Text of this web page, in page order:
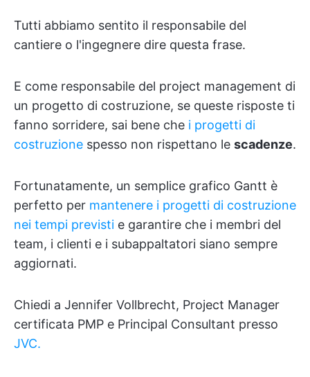
Tutti abbiamo sentito il responsabile del
cantiere o l'ingegnere dire questa frase.
E come responsabile del project management di
un progetto di costruzione, se queste risposte ti
fanno sorridere, sai bene che i progetti di
costruzione spesso non rispettano le scadenze.
Fortunatamente, un semplice grafico Gantt è
perfetto per mantenere i progetti di costruzione
nei tempi previsti e garantire che i membri del
team, i clienti e i subappaltatori siano sempre
aggiornati.
Chiedi a Jennifer Vollbrecht, Project Manager
certificata PMP e Principal Consultant presso
JVC.